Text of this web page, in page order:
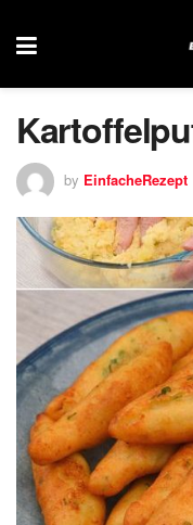
by EinfacheRezept